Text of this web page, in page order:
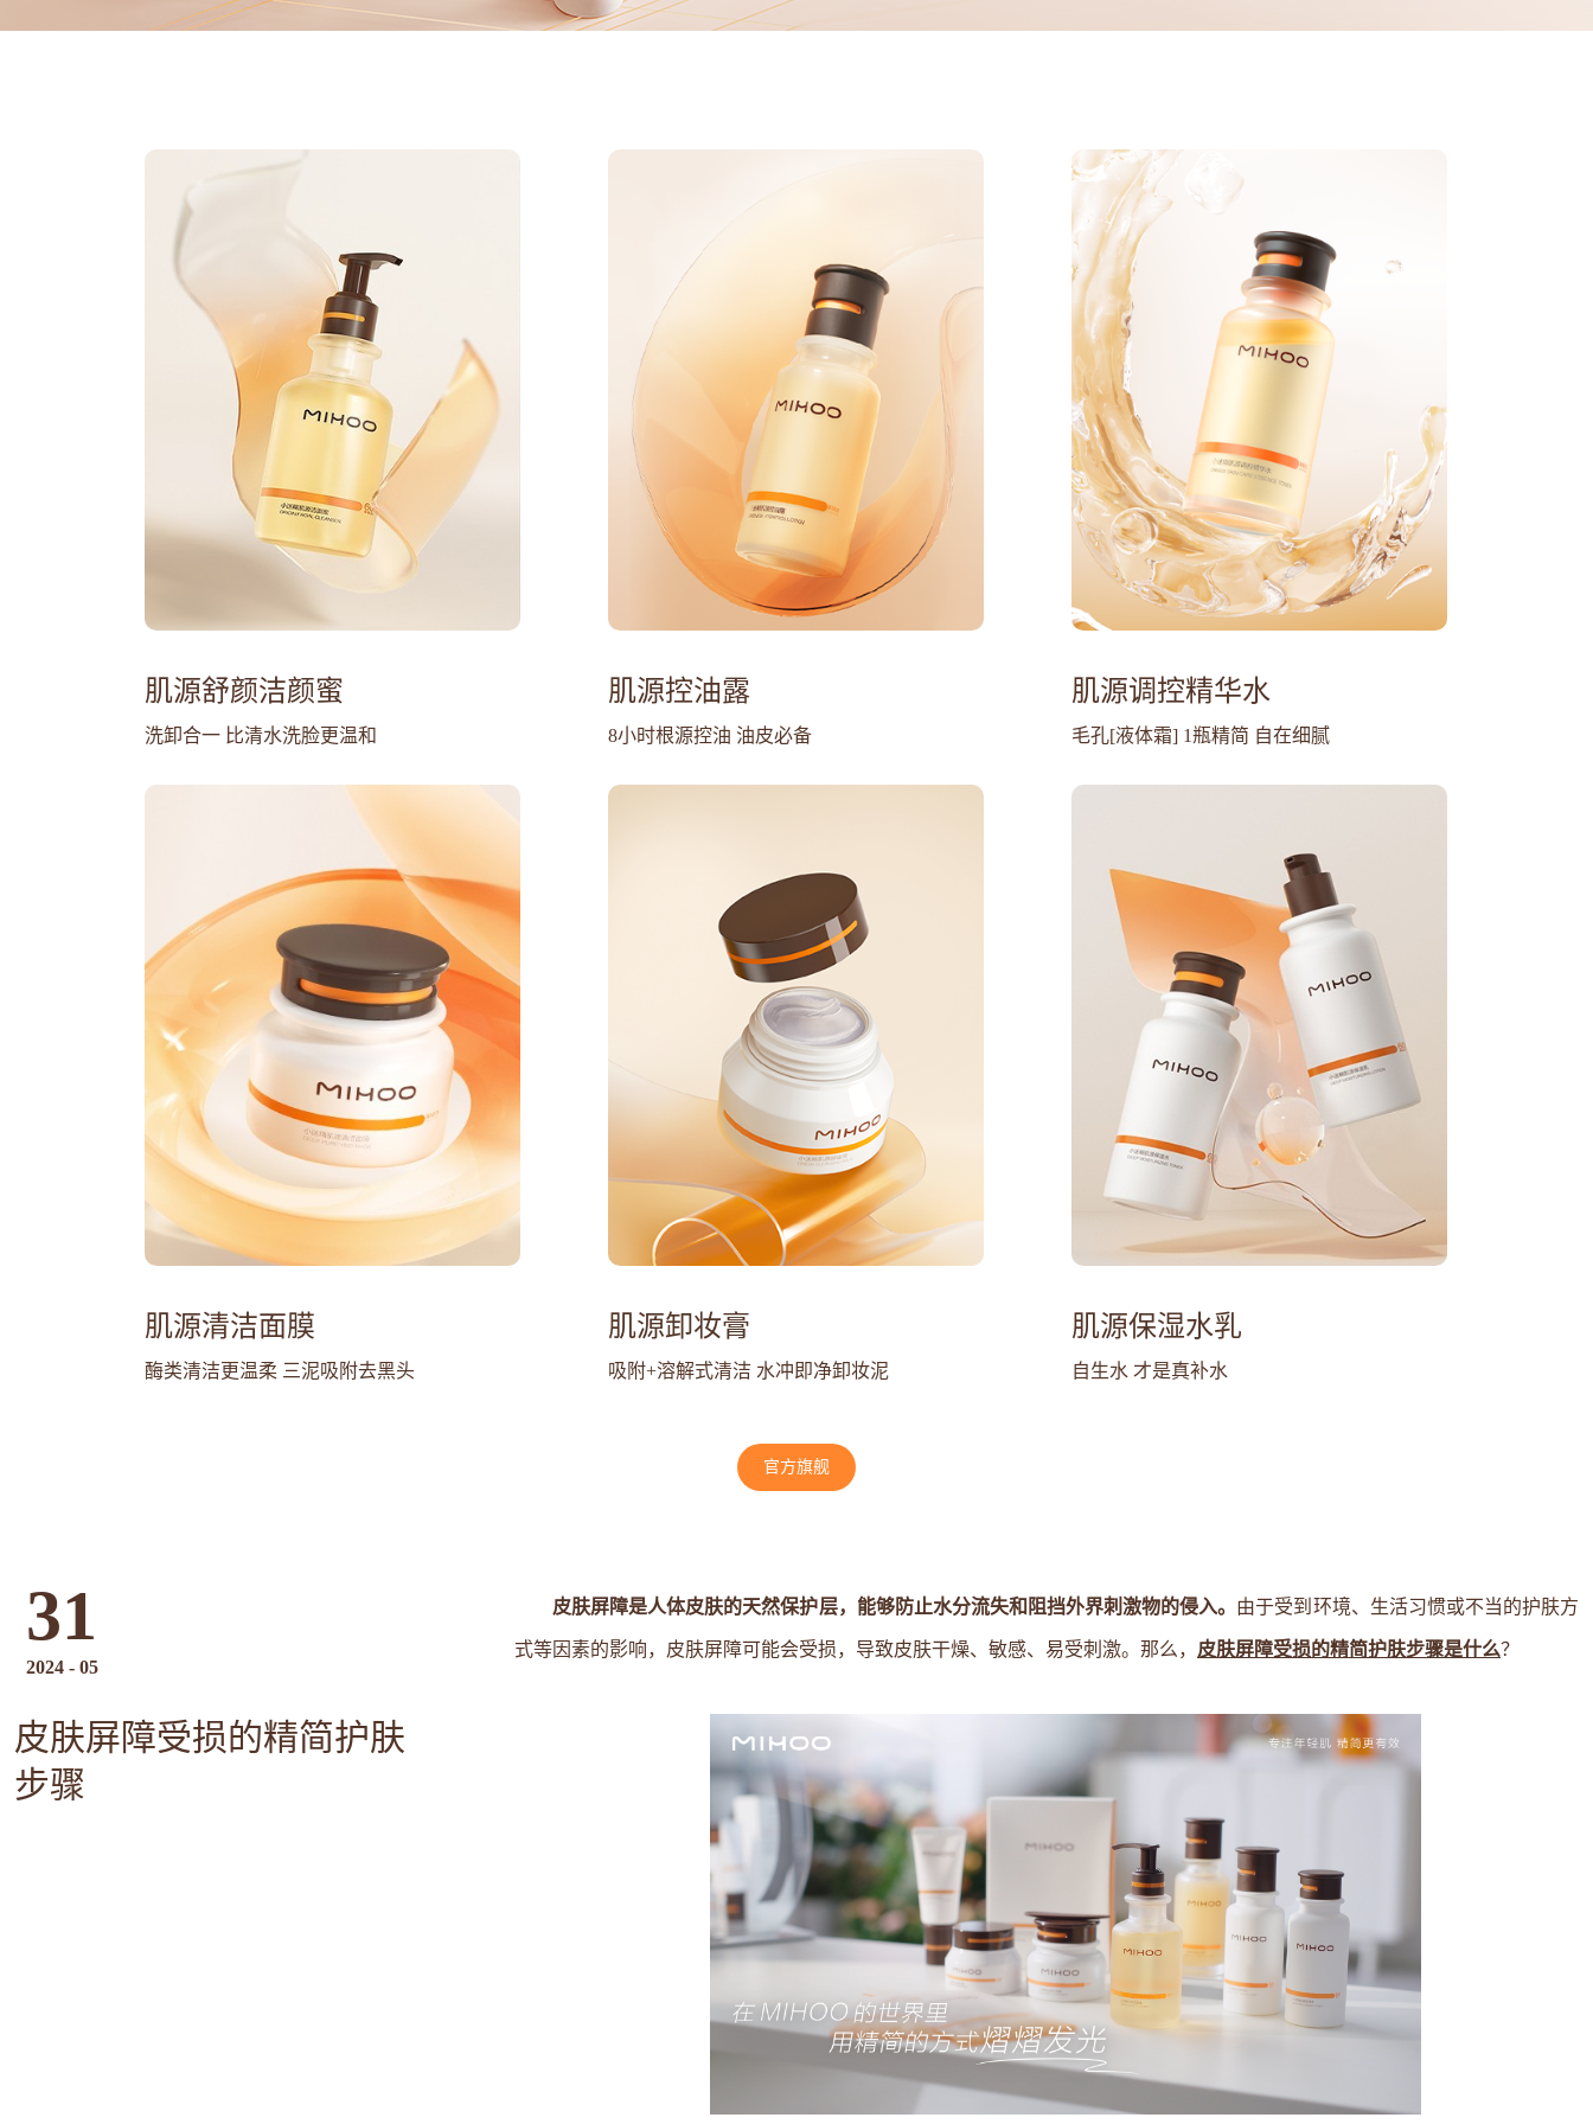
肌源舒颜洁颜蜜
洗卸合一 比清水洗脸更温和
肌源控油露
8小时根源控油 油皮必备
肌源调控精华水
毛孔[液体霜] 1瓶精简 自在细腻
肌源清洁面膜
酶类清洁更温柔 三泥吸附去黑头
肌源卸妆膏
吸附+溶解式清洁 水冲即净卸妆泥
肌源保湿水乳
自生水 才是真补水
官方旗舰
31
2024 - 05
皮肤屏障受损的精简护肤
步骤
皮肤屏障是人体皮肤的天然保护层，能够防止水分流失和阻挡外界刺激物的侵入。 由于受到环境、生活习惯或不当的护肤方
式等因素的影响，皮肤屏障可能会受损，导致皮肤干燥、敏感、易受刺激。那么， 皮肤屏障受损的精简护肤步骤是什么？